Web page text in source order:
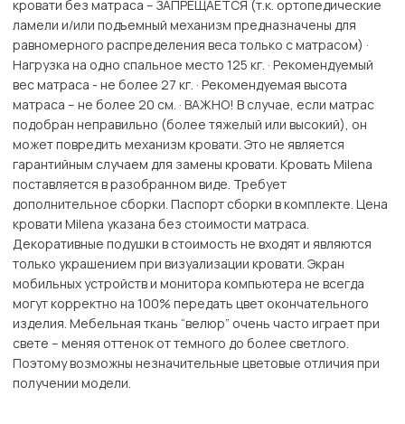
кровати без матраса – ЗАПРЕЩАЕТСЯ (т.к. ортопедические
ламели и/или подъемный механизм предназначены для
равномерного распределения веса только с матрасом) ·
Нагрузка на одно спальное место 125 кг. · Рекомендуемый
вес матраса - не более 27 кг. · Рекомендуемая высота
матраса – не более 20 см. · ВАЖНО! В случае, если матрас
подобран неправильно (более тяжелый или высокий), он
может повредить механизм кровати. Это не является
гарантийным случаем для замены кровати. Кровать Milena
поставляется в разобранном виде. Требует
дополнительное сборки. Паспорт сборки в комплекте. Цена
кровати Milena указана без стоимости матраса.
Декоративные подушки в стоимость не входят и являются
только украшением при визуализации кровати. Экран
мобильных устройств и монитора компьютера не всегда
могут корректно на 100% передать цвет окончательного
изделия. Мебельная ткань “велюр” очень часто играет при
свете – меняя оттенок от темного до более светлого.
Поэтому возможны незначительные цветовые отличия при
получении модели.